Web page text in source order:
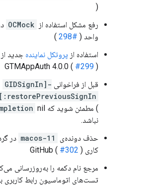
)
رفع مشکل استفاده از OCMock
واحد ( #298
)
استفاده از پروتکل نماینده جدید از
GTMAppAuth 4.0.0 ( #299 )
قبل از فراخوانی
-[GIDSignIn
restorePreviousSignIn:]
) مطمئن شوید که nil
نباشد.
حذف دونده‌ی
macos-11 در
کاری GitHub (
#302 )
مرجع نام دکمه را به‌روزرسانی
تست‌های اتوماسیون رابط کاربری